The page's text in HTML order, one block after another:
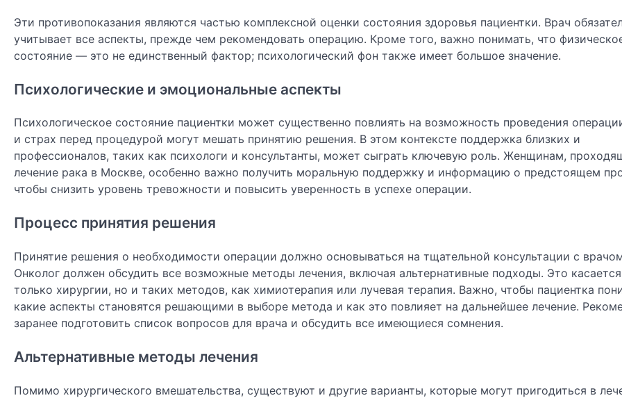
Эти противопоказания являются частью комплексной оценки состояния здоровья пациентки. Врач
учитывает все аспекты, прежде чем рекомендовать операцию. Кроме того, важно понимать, что
состояние — это не единственный фактор; психологический фон также имеет большое значение.
Психологические и эмоциональные аспекты
Психологическое состояние пациентки может существенно повлиять на возможность проведения
и страх перед процедурой могут мешать принятию решения. В этом контексте поддержка близких и
профессионалов, таких как психологи и консультанты, может сыграть ключевую роль. Женщинам,
лечение рака в Москве, особенно важно получить моральную поддержку и информацию о предстоящем
чтобы снизить уровень тревожности и повысить уверенность в успехе операции.
Процесс принятия решения
Принятие решения о необходимости операции должно основываться на тщательной консультации с
Онколог должен обсудить все возможные методы лечения, включая альтернативные подходы. Это
только хирургии, но и таких методов, как химиотерапия или лучевая терапия. Важно, чтобы пациентка
какие аспекты становятся решающими в выборе метода и как это повлияет на дальнейшее лечение.
заранее подготовить список вопросов для врача и обсудить все имеющиеся сомнения.
Альтернативные методы лечения
Помимо хирургического вмешательства, существуют и другие варианты, которые могут пригодиться в